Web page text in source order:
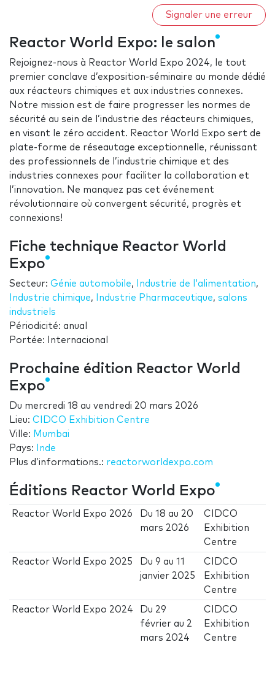
Signaler une erreur
Reactor World Expo: le salon
Rejoignez-nous à Reactor World Expo 2024, le tout
premier conclave d’exposition-séminaire au monde dédié
aux réacteurs chimiques et aux industries connexes.
Notre mission est de faire progresser les normes de
sécurité au sein de l’industrie des réacteurs chimiques,
en visant le zéro accident. Reactor World Expo sert de
plate-forme de réseautage exceptionnelle, réunissant
des professionnels de l’industrie chimique et des
industries connexes pour faciliter la collaboration et
l’innovation. Ne manquez pas cet événement
révolutionnaire où convergent sécurité, progrès et
connexions!
Fiche technique Reactor World
Expo
Secteur: Génie automobile, Industrie de l'alimentation,
Industrie chimique, Industrie Pharmaceutique, salons
industriels
Périodicité: anual
Portée: Internacional
Prochaine édition Reactor World
Expo
Du mercredi 18 au vendredi 20 mars 2026
Lieu: CIDCO Exhibition Centre
Ville: Mumbai
Pays:
Inde
Plus d’informations.: reactorworldexpo.com
Éditions Reactor World Expo
Reactor World Expo 2026 Du18 au 20
mars 2026
CIDCO
Exhibition
Centre
Reactor World Expo 2025 Du9 au11
janvier 2025
CIDCO
Exhibition
Centre
Reactor World Expo 2024 Du 29
février au 2
mars 2024
CIDCO
Exhibition
Centre